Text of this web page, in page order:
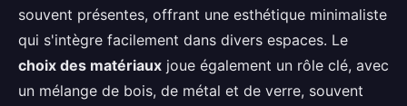
souvent présentes, offrant une esthétique minimaliste
qui s'intègre facilement dans divers espaces. Le
choix des matériaux joue également un rôle clé, avec
un mélange de bois, de métal et de verre, souvent